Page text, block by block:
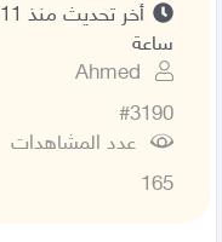
أخر تحديث منذ 11
ساعة
#3190
عدد المشاهدات
165